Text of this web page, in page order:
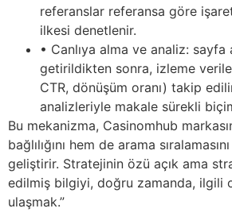
referanslar referansa göre
ilkesi denetlenir.
• Canlıya alma ve analiz:
getirildikten sonra, izleme
CTR, dönüşüm oranı) takip
analizleriyle makale sürekli
Bu mekanizma, Casinomhub
bağlılığını hem de arama
geliştirir. Stratejinin özü açık ama
edilmiş bilgiyi, doğru zamanda, ilgili
ulaşmak.”